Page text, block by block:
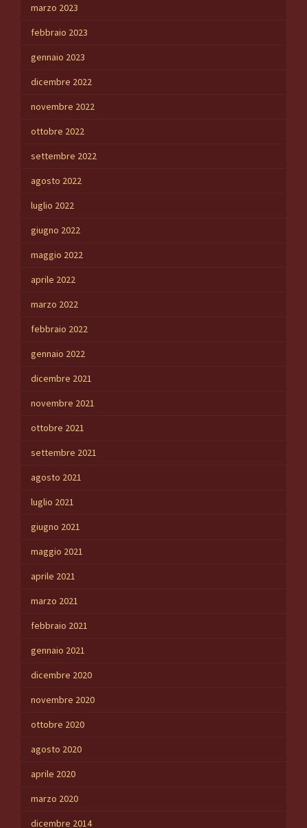
marzo 2023
febbraio 2023
gennaio 2023
dicembre 2022
novembre 2022
ottobre 2022
settembre 2022
agosto 2022
luglio 2022
giugno 2022
maggio 2022
aprile 2022
marzo 2022
febbraio 2022
gennaio 2022
dicembre 2021
novembre 2021
ottobre 2021
settembre 2021
agosto 2021
luglio 2021
giugno 2021
maggio 2021
aprile 2021
marzo 2021
febbraio 2021
gennaio 2021
dicembre 2020
novembre 2020
ottobre 2020
agosto 2020
aprile 2020
marzo 2020
dicembre 2014